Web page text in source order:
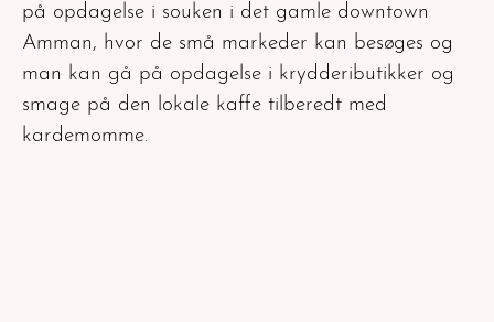
på opdagelse i souken i det gamle downtown
Amman, hvor de små markeder kan besøges og
man kan gå på opdagelse i kryddeributikker og
smage på den lokale kaffe tilberedt med
kardemomme.